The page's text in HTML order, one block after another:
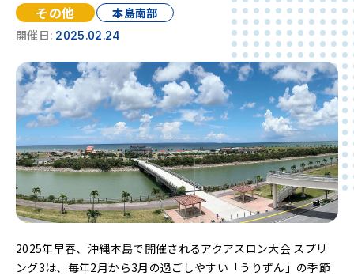
その他
本島南部
開催日: 2025.02.24
2025年早春、沖縄本島で開催されるアクアスロン大会 スプリ
ング3は、毎年2月から3月の過ごしやすい「うりずん」の季節